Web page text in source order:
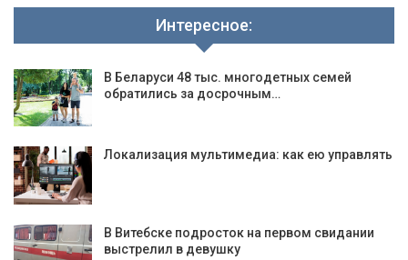
Интересное:
В Беларуси 48 тыс. многодетных семей
обратились за досрочным…
Локализация мультимедиа: как ею управлять
В Витебске подросток на первом свидании
выстрелил в девушку